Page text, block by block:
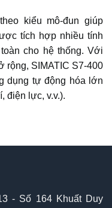
kiểu mô-đun giúp
tích hợp nhiều tính
cho hệ thống. Với
rộng, SIMATIC S7-400
dụng tự động hóa lớn
điện lực, v.v.).
- Số 164 Khuất Duy